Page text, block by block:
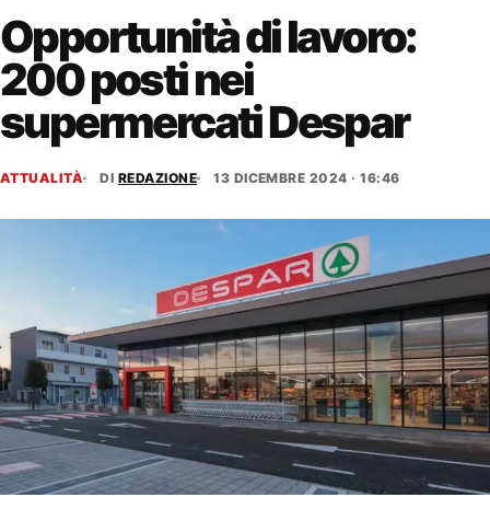
Opportunità di lavoro:
200 posti nei
supermercati Despar
ATTUALITÀ DI REDAZIONE 13 DICEMBRE 2024 · 16:46